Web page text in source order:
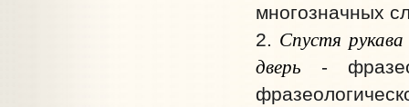
многозначных
2. Спустя рукава
дверь -